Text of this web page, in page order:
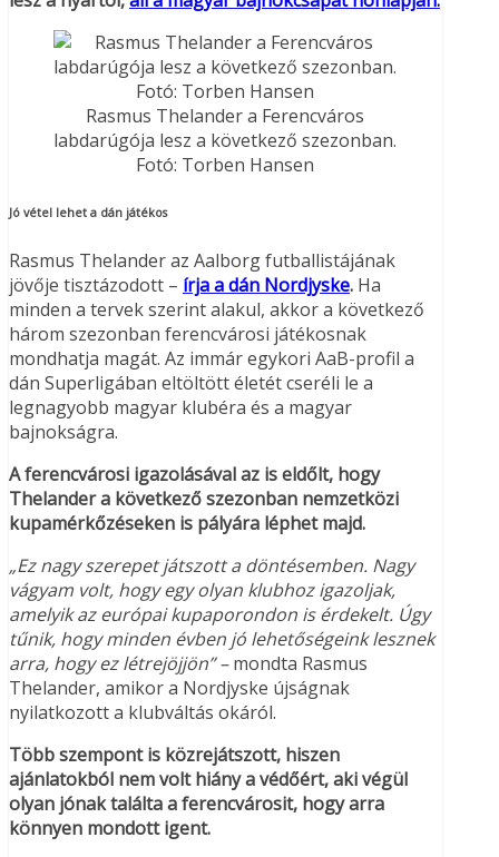
Rasmus Thelander a Ferencváros
labdarúgója lesz a következő szezonban.
Fotó: Torben Hansen
Jó vétel lehet a dán játékos
Rasmus Thelander az Aalborg futballistájának
jövője tisztázodott – írja a dán Nordjyske. Ha
minden a tervek szerint alakul, akkor a következő
három szezonban ferencvárosi játékosnak
mondhatja magát. Az immár egykori AaB-profil a
dán Superligában eltöltött életét cseréli le a
legnagyobb magyar klubéra és a magyar
bajnokságra.
A ferencvárosi igazolásával az is eldőlt, hogy
Thelander a következő szezonban nemzetközi
kupamérkőzéseken is pályára léphet majd.
„Ez nagy szerepet játszott a döntésemben. Nagy
vágyam volt, hogy egy olyan klubhoz igazoljak,
amelyik az európai kupaporondon is érdekelt. Úgy
tűnik, hogy minden évben jó lehetőségeink lesznek
arra, hogy ez létrejöjjön” –mondta Rasmus
Thelander, amikor a Nordjyske újságnak
nyilatkozott a klubváltás okáról.
Több szempont is közrejátszott, hiszen
ajánlatokból nem volt hiány a védőért, aki végül
olyan jónak találta a ferencvárosit, hogy arra
könnyen mondott igent.